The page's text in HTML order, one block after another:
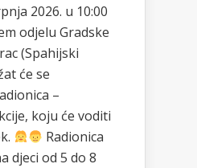
2026. u 10:00
odjelu Gradske
(Spahijski
će se
–
koju će voditi
Radionica
djeci od 5 do 8